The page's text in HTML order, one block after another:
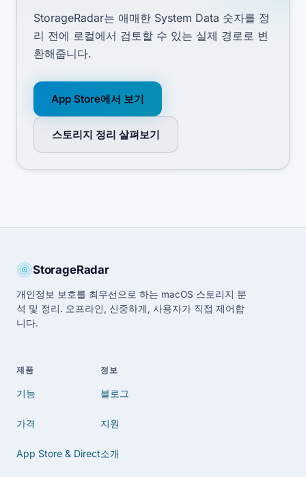
StorageRadar는 애매한 System Data 숫자를 정
리 전에 로컬에서 검토할 수 있는 실제 경로로 변
환해줍니다.
App Store에서 보기
스토리지 정리 살펴보기
StorageRadar
개인정보 보호를 최우선으로 하는 macOS 스토리지 분
석 및 정리. 오프라인, 신중하게, 사용자가 직접 제어합
니다.
제품
기능
가격
App Store & Direct
정보
블로그
지원
소개